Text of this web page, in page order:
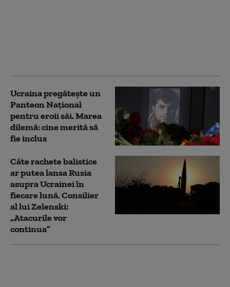
Ucraina pregătește un
Panteon Național
pentru eroii săi. Marea
dilemă: cine merită să
fie inclus
Câte rachete balistice
ar putea lansa Rusia
asupra Ucrainei în
fiecare lună. Consilier
al lui Zelenski:
„Atacurile vor
continua”